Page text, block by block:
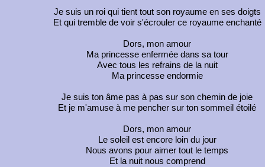
Je suis un roi qui tient tout son royaume en ses doigts
Et qui tremble de voir s'écrouler ce royaume enchanté
Dors, mon amour
Ma princesse enfermée dans sa tour
Avec tous les refrains de la nuit
Ma princesse endormie
Je suis ton âme pas à pas sur son chemin de joie
Et je m'amuse à me pencher sur ton sommeil étoilé
Dors, mon amour
Le soleil est encore loin du jour
Nous avons pour aimer tout le temps
Et la nuit nous comprend